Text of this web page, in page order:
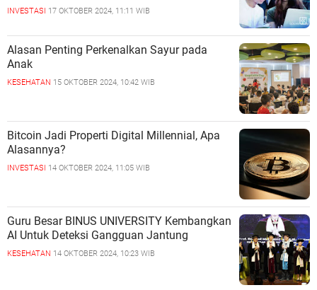
INVESTASI 17 OKTOBER 2024, 11:11 WIB
Alasan Penting Perkenalkan Sayur pada
Anak
KESEHATAN 15 OKTOBER 2024, 10:42 WIB
Bitcoin Jadi Properti Digital Millennial, Apa
Alasannya?
INVESTASI 14 OKTOBER 2024, 11:05 WIB
Guru Besar BINUS UNIVERSITY Kembangkan
AI Untuk Deteksi Gangguan Jantung
KESEHATAN 14 OKTOBER 2024, 10:23 WIB